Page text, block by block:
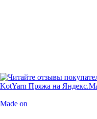
Made on